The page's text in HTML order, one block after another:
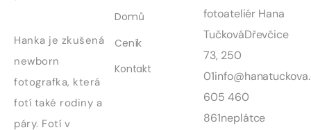
Hanka je zkušená
newborn
fotografka, která
fotí také rodiny a
páry. Fotí v
Domů
Ceník
Kontakt
fotoateliér Hana
TučkováDřevčice
73, 250
01
605 460
861neplátce